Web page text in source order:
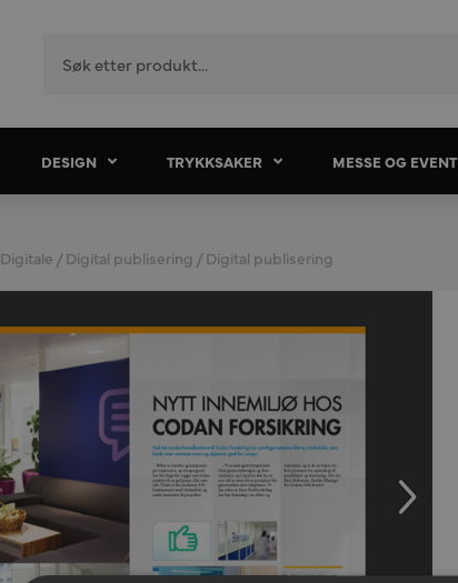
DESIGN TRYKKSAKER MESSE OG EVENT
Digitale /Digital publisering / Digital publisering